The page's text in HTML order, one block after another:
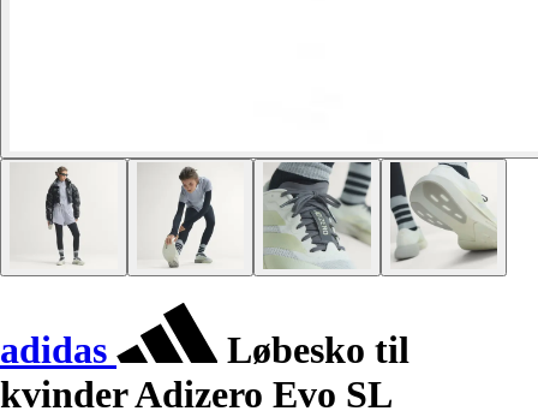
adidas
Løbesko til
kvinder Adizero Evo SL